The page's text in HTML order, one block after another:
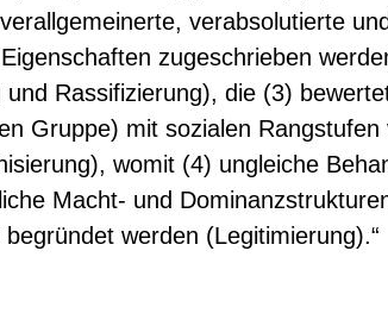
verabsolutierte und
zugeschrieben
und Rassifizierung), die (3)
Gruppe) mit sozialen Rangstufen
womit (4) ungleiche
Macht- und
werden (Legitimierung).“